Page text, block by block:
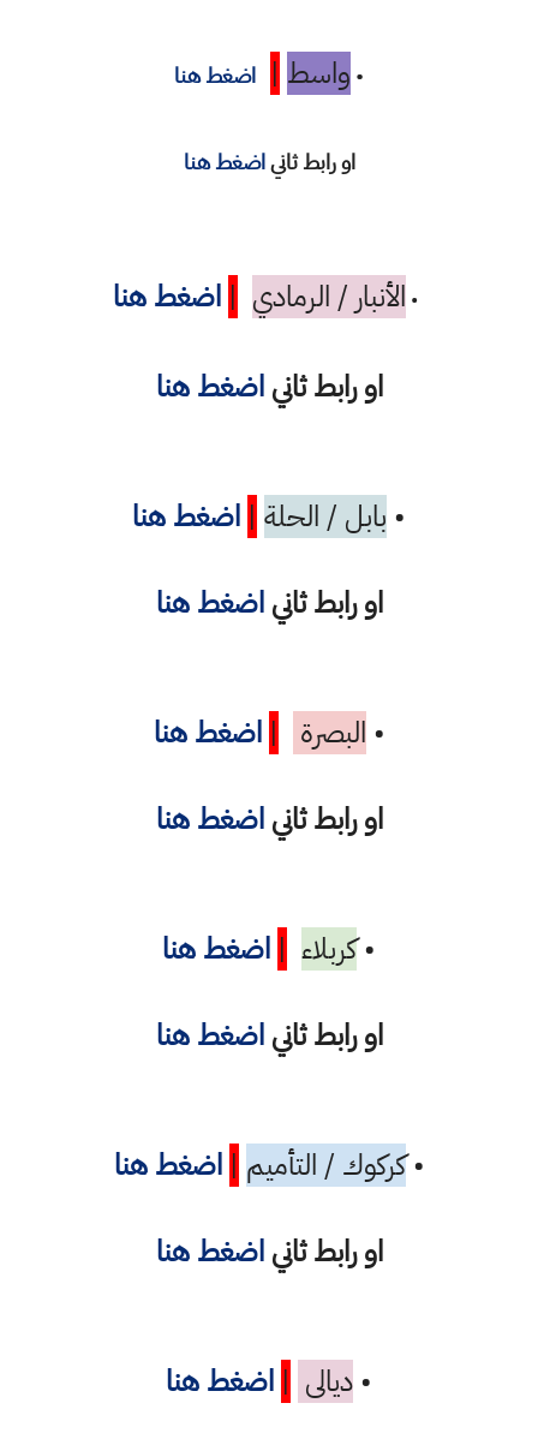
• واسط | اضغط هنا
او رابط ثانياضغط هنا
• الأنبار / الرمادي | اضغط هنا
او رابط ثانياضغط هنا
• بابل / الحلة | اضغط هنا
او رابط ثانياضغط هنا
• البصرة | اضغط هنا
او رابط ثانياضغط هنا
•كربلاء | اضغط هنا
او رابط ثانياضغط هنا
•كركوك / التأميم | اضغط هنا
او رابط ثانياضغط هنا
•ديالى | اضغط هنا